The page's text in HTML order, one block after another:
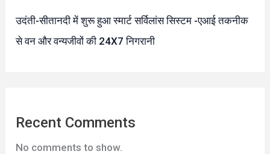
उदंती-सीतानदी में शुरू हुआ स्मार्ट सर्विलांस सिस्टम -एआई तकनीक
से वन और वन्यजीवों की 24X7 निगरानी
Recent Comments
No comments to show.